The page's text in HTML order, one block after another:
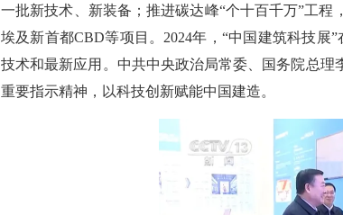
一批新技术、新装备；推进碳达峰“个十百千万”工程
埃及新首都CBD等项目。2024年，“中国建筑科技展
技术和最新应用。中共中央政治局常委、国务院总
重要指示精神，以科技创新赋能中国建造。